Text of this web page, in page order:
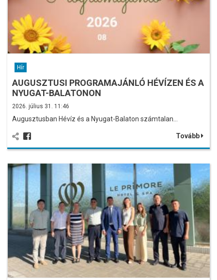
Hír
AUGUSZTUSI PROGRAMAJÁNLÓ HÉVÍZEN ÉS A
NYUGAT-BALATONON
2026. július 31. 11:46
Augusztusban Hévíz és a Nyugat-Balaton számtalan…
Tovább